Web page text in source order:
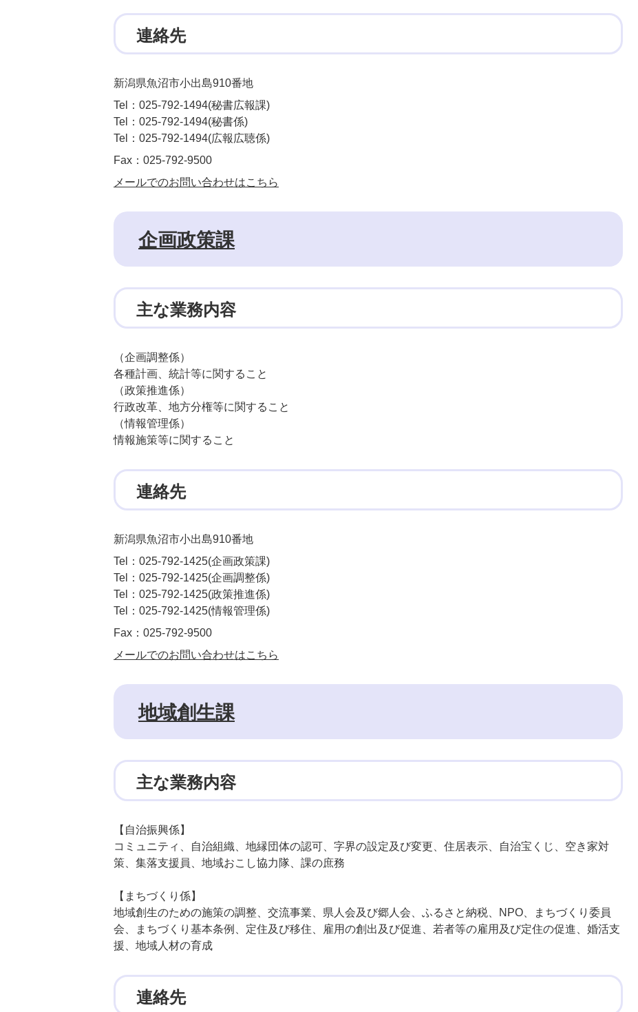
連絡先
新潟県魚沼市小出島910番地
Tel：025-792-1494 秘書広報課
Tel：025-792-1494 秘書係
Tel：025-792-1494 広報広聴係
Fax：025-792-9500
メールでのお問い合わせはこちら
企画政策課
主な業務内容
（企画調整係）
各種計画、統計等に関すること
（政策推進係）
行政改革、地方分権等に関すること
（情報管理係）
情報施策等に関すること
連絡先
新潟県魚沼市小出島910番地
Tel：025-792-1425 企画政策課
Tel：025-792-1425 企画調整係
Tel：025-792-1425 政策推進係
Tel：025-792-1425 情報管理係
Fax：025-792-9500
メールでのお問い合わせはこちら
地域創生課
主な業務内容
【自治振興係】
コミュニティ、自治組織、地縁団体の認可、字界の設定及び変更、住居表示、自治宝くじ、空き家対
策、集落支援員、地域おこし協力隊、課の庶務
【まちづくり係】
地域創生のための施策の調整、交流事業、県人会及び郷人会、ふるさと納税、NPO、まちづくり委員
会、まちづくり基本条例、定住及び移住、雇用の創出及び促進、若者等の雇用及び定住の促進、婚活支
援、地域人材の育成
連絡先